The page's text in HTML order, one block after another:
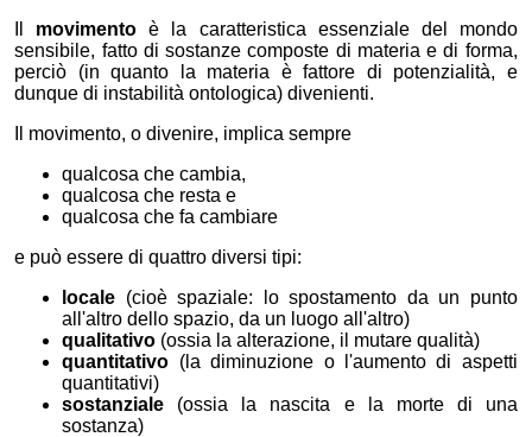
movimento è la caratteristica essenziale del mondo
sensibile, fatto di sostanze composte di materia e di forma,
perciò (in quanto la materia è fattore di potenzialità, e
dunque di instabilità ontologica) divenienti.
Il movimento, o divenire, implica sempre
qualcosa che cambia,
qualcosa che resta e
qualcosa che fa cambiare
e può essere di quattro diversi tipi:
locale (cioè spaziale: lo spostamento da un punto
all'altro dello spazio, da un luogo all'altro)
qualitativo (ossia la alterazione, il mutare qualità)
quantitativo (la diminuzione o l'aumento di aspetti
quantitativi)
sostanziale (ossia la nascita e la morte di una
sostanza)